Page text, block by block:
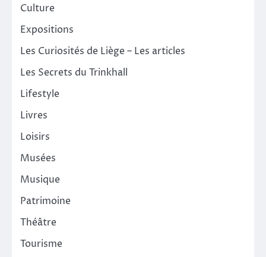
Culture
Expositions
Les Curiosités de Liège – Les articles
Les Secrets du Trinkhall
Lifestyle
Livres
Loisirs
Musées
Musique
Patrimoine
Théâtre
Tourisme